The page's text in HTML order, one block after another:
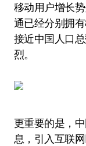
移动用户增长
通已经分别拥
接近中国人口
烈。
更重要的是，
息，引入互联